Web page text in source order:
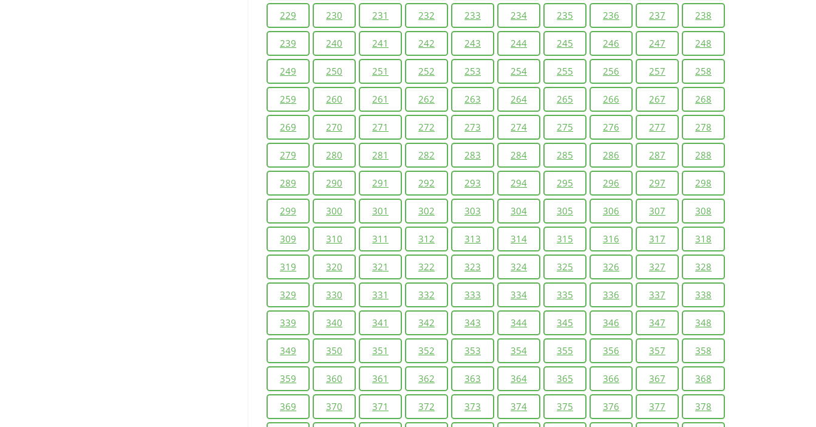
229 230 231 232 233 234 235 236 237 238
239 240 241 242 243 244 245 246 247 248
249 250 251 252 253 254 255 256 257 258
259 260 261 262 263 264 265 266 267 268
269 270 271 272 273 274 275 276 277 278
279 280 281 282 283 284 285 286 287 288
289 290 291 292 293 294 295 296 297 298
299 300 301 302 303 304 305 306 307 308
309 310 311 312 313 314 315 316 317 318
319 320 321 322 323 324 325 326 327 328
329 330 331 332 333 334 335 336 337 338
339 340 341 342 343 344 345 346 347 348
349 350 351 352 353 354 355 356 357 358
359 360 361 362 363 364 365 366 367 368
369 370 371 372 373 374 375 376 377 378